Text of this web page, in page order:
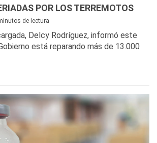
POR LOS TERREMOTOS
de lectura
Delcy Rodríguez, informó este
está reparando más de 13.000